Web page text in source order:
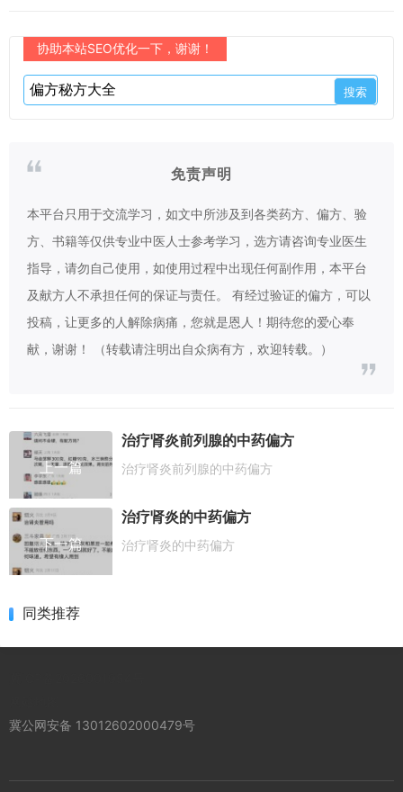
协助本站SEO优化一下，谢谢！
免责声明
本平台只用于交流学习，如文中所涉及到各类药方、偏方、验
方、书籍等仅供专业中医人士参考学习，选方请咨询专业医生
指导，请勿自己使用，如使用过程中出现任何副作用，本平台
及献方人不承担任何的保证与责任。 有经过验证的偏方，可以
投稿，让更多的人解除病痛，您就是恩人！期待您的爱心奉
献，谢谢！ （转载请注明出自众病有方，欢迎转载。）
上一篇
治疗肾炎前列腺的中药偏方
治疗肾炎前列腺的中药偏方
下一篇
治疗肾炎的中药偏方
治疗肾炎的中药偏方
同类推荐
冀公网安备 13012602000479号